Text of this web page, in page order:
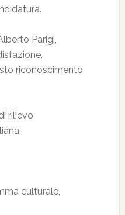
Parigi,
riconoscimento
rilievo
culturale,